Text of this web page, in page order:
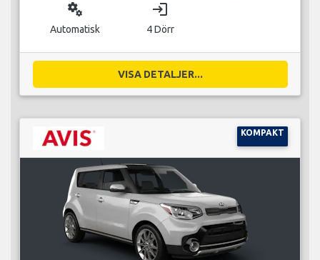
miscellaneous_services
Automatisk
login
4 Dörr
VISA DETALJER...
KOMPAKT